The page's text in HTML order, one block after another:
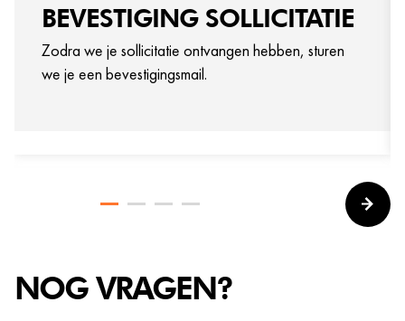
BEVESTIGING SOLLICITATIE
Zodra we je sollicitatie ontvangen hebben, sturen
we je een bevestigingsmail.
NOG VRAGEN?